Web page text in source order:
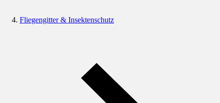
Fliegengitter & Insektenschutz